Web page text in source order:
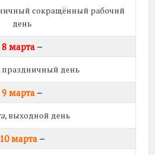
сокращённый рабочий
день
8 марта –
праздничный день
9 марта –
, выходной день
10 марта –